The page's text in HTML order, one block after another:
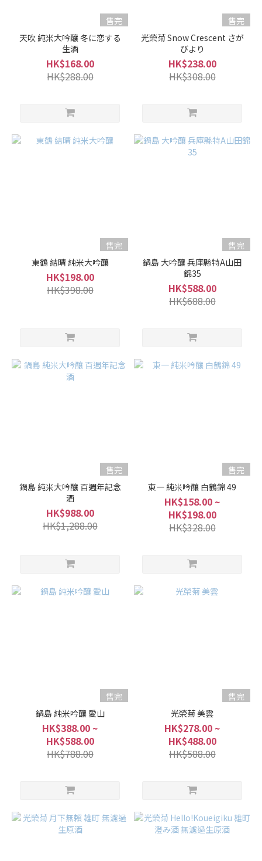
售完
天吹 純米大吟釀 冬に恋する
生酒
HK$168.00
HK$288.00
售完
光榮菊 Snow Crescent さが
びより
HK$238.00
HK$308.00
售完
東鶴 結晴 純米大吟釀
HK$198.00
HK$398.00
售完
鍋島 大吟釀 兵庫縣特A山田
錦35
HK$588.00
HK$688.00
售完
鍋島 純米大吟釀 百週年記念
酒
HK$988.00
HK$1,288.00
售完
東一 純米吟釀 白鶴錦 49
HK$158.00 ~
HK$198.00
HK$328.00
售完
鍋島 純米吟釀 愛山
HK$388.00 ~
HK$588.00
HK$788.00
售完
光榮菊 美雲
HK$278.00 ~
HK$488.00
HK$588.00